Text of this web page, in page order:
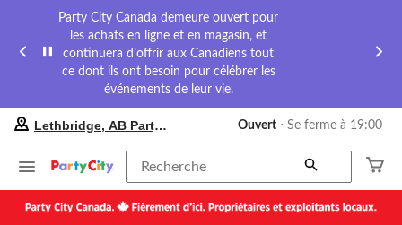
Party City Canada demeure ouvert pour
les achats en ligne et en magasin, et
continuera d’offrir aux Canadiens tout
ce dont ils ont besoin pour célébrer les
événements de leur vie.
préféré
Lethbridge,
Party
Lethbridge, AB Party City Ouvert ⋅ Se ferme à 19:00
Recherche